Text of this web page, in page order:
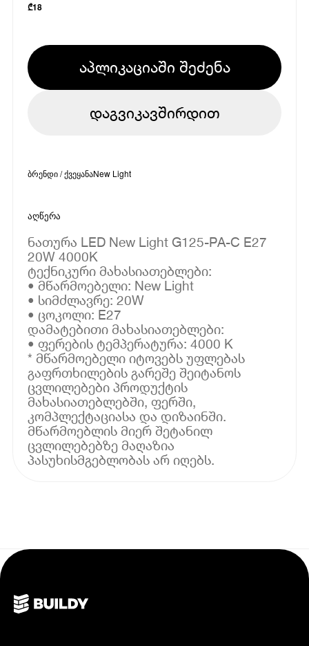
₾18
აპლიკაციაში შეძენა
დაგვიკავშირდით
ბრენდი / ქვეყანაNew Light
აღწერა
ნათურა LED New Light G125-PA-C E27
20W 4000K
ტექნიკური მახასიათებლები:
• მწარმოებელი: New Light
• სიმძლავრე: 20W
• ცოკოლი: E27
დამატებითი მახასიათებლები:
• ფერების ტემპერატურა: 4000 K
* მწარმოებელი იტოვებს უფლებას
გაფრთხილების გარეშე შეიტანოს
ცვლილებები პროდუქტის
მახასიათებლებში, ფერში,
კომპლექტაციასა და დიზაინში.
მწარმოებლის მიერ შეტანილ
ცვლილებებზე მაღაზია
პასუხისმგებლობას არ იღებს.